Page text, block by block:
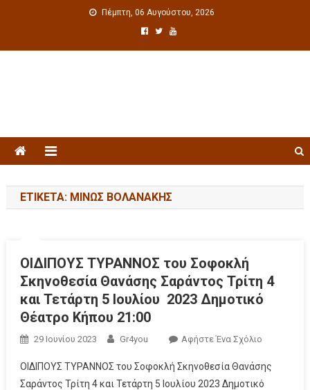
Πέμπτη, 06 Αυγούστου, 2026
ΕΤΙΚΈΤΑ: ΜΊΝΩΣ ΒΟΛΑΝΆΚΗΣ
ΟΙΔΙΠΟΥΣ ΤΥΡΑΝΝΟΣ του Σοφοκλή
Σκηνοθεσία Θανάσης Σαράντος Τρίτη 4
και Τετάρτη 5 Ιουλίου 2023 Δημοτικό
Θέατρο Κήπου 21:00
29 Ιουνίου 2023 Gr4you Αφήστε Ένα Σχόλιο
ΟΙΔΙΠΟΥΣ ΤΥΡΑΝΝΟΣ του Σοφοκλή Σκηνοθεσία Θανάσης
Σαράντος Τρίτη 4 και Τετάρτη 5 Ιουλίου 2023 Δημοτικό